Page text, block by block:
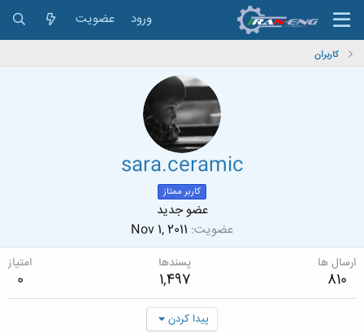
ورود عضویت
کاربران
sara.ceramic
کاربر ممتاز
عضو جدید
عضویت Nov 1, 2011
ارسال ها
810
پسندها
1,497
امتیاز
0
پیدا کردن